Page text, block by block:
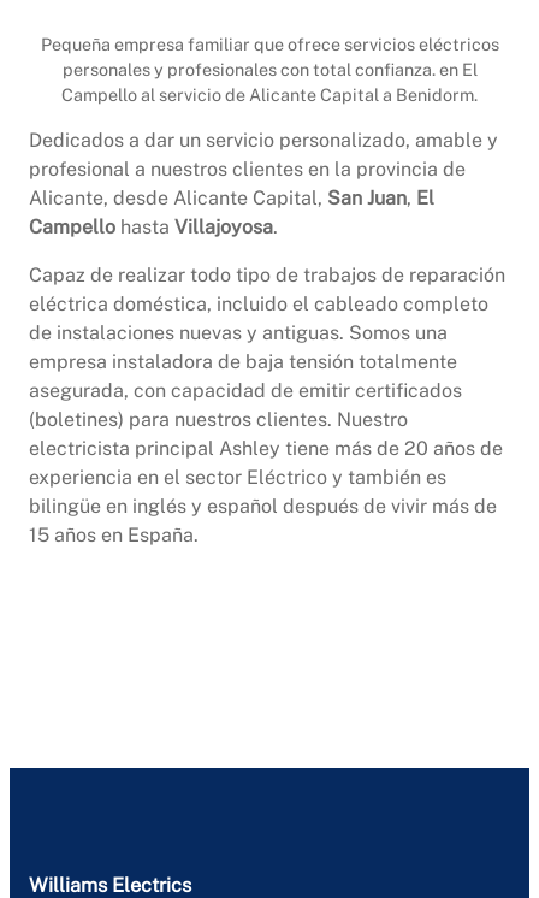
Pequeña empresa familiar que ofrece servicios eléctricos
personales y profesionales con total confianza. en El
Campello al servicio de Alicante Capital a Benidorm.
Dedicados a dar un servicio personalizado, amable y
profesional a nuestros clientes en la provincia de
Alicante, desde Alicante Capital, San Juan, El
Campello hasta Villajoyosa.
Capaz de realizar todo tipo de trabajos de reparación
eléctrica doméstica, incluido el cableado completo
de instalaciones nuevas y antiguas. Somos una
empresa instaladora de baja tensión totalmente
asegurada, con capacidad de emitir certificados
(boletines) para nuestros clientes. Nuestro
electricista principal Ashley tiene más de 20 años de
experiencia en el sector Eléctrico y también es
bilingüe en inglés y español después de vivir más de
15 años en España.
Williams Electrics